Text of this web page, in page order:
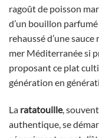
ragoût de poisson
d’un bouillon
rehaussé d’une
mer Méditerranée si
proposant ce plat
génération en
La ratatouille,
authentique, se